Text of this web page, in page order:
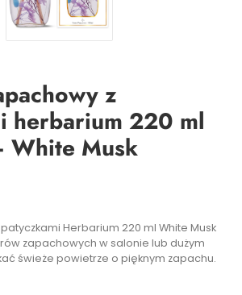
z
herbarium 220 ml
White Musk
Herbarium 220 ml White Musk
zapachowych w salonie lub dużym
świeże powietrze o pięknym zapachu.